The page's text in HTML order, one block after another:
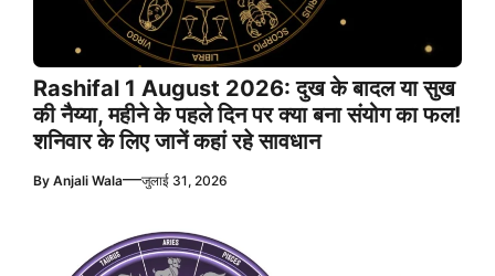
Rashifal 1 August 2026: दुख के बादल या सुख
की नैय्या, महीने के पहले दिन पर क्या बना संयोग का फल!
शनिवार के लिए जानें कहां रहे सावधान
By Anjali Wala—जुलाई 31, 2026